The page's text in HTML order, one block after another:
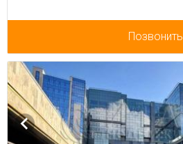
Позвонить